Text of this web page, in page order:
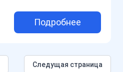
Подробнее
Следущая страница